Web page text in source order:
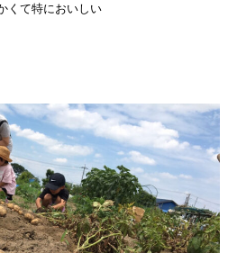
くて特においしい